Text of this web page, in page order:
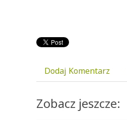
Dodaj Komentarz
Zobacz jeszcze: